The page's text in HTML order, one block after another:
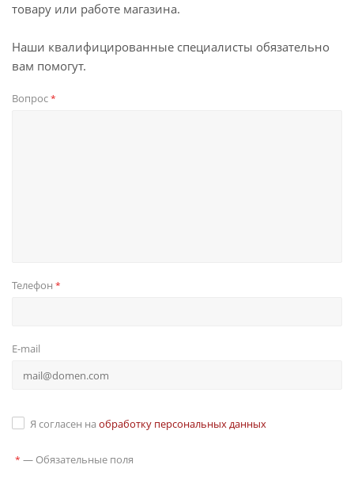
товару или работе магазина.
Наши квалифицированные специалисты обязательно
вам помогут.
Вопрос*
Телефон *
E-mail
Я согласен на обработку персональных данных
* — Обязательные поля